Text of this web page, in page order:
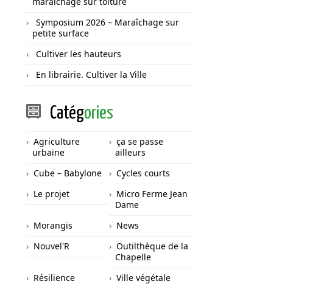
Symposium 2026 – Maraîchage sur
petite surface
Cultiver les hauteurs
En librairie. Cultiver la Ville
Catégories
Agriculture
urbaine
ça se passe
ailleurs
Cube – Babylone
Cycles courts
Le projet
Micro Ferme Jean
Dame
Morangis
News
Nouvel'R
Outilthèque de la
Chapelle
Résilience
Ville végétale